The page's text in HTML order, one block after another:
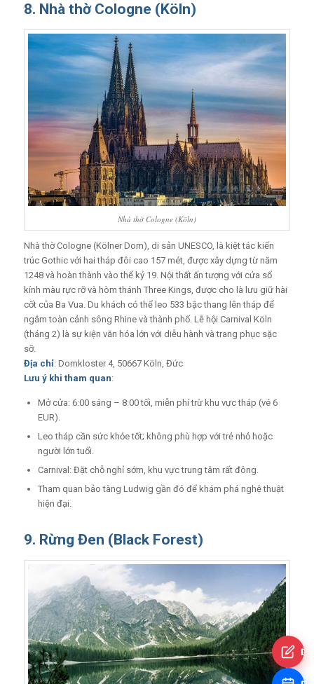
8. Nhà thờ Cologne (Köln)
Nhà thờ Cologne (Köln)
Nhà thờ Cologne (Kölner Dom), di sản UNESCO, là kiệt tác kiến
trúc Gothic với hai tháp đôi cao 157 mét, được xây dựng từ năm
1248 và hoàn thành vào thế kỷ 19. Nội thất ấn tượng với cửa sổ
kính màu rực rỡ và hòm thánh Three Kings, được cho là lưu giữ hài
cốt của Ba Vua. Du khách có thể leo 533 bậc thang lên tháp để
ngắm toàn cảnh sông Rhine và thành phố. Lễ hội Carnival Köln
(tháng 2) là sự kiện văn hóa lớn với diễu hành và trang phục sặc
sỡ.
Địa chỉ: Domkloster 4, 50667 Köln, Đức
Lưu ý khi tham quan:
Mở cửa: 6:00 sáng – 8:00 tối, miễn phí trừ khu vực tháp (vé 6
EUR).
Leo tháp cần sức khỏe tốt; không phù hợp với trẻ nhỏ hoặc
người lớn tuổi.
Carnival: Đặt chỗ nghỉ sớm, khu vực trung tâm rất đông.
Tham quan bảo tàng Ludwig gần đó để khám phá nghệ thuật
hiện đại.
9. Rừng Đen (Black Forest)